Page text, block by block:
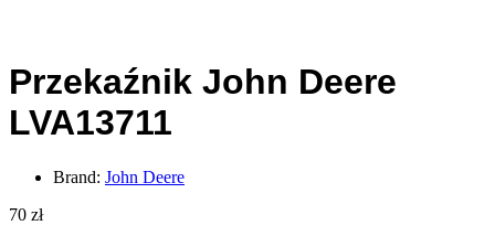
Przekaźnik John Deere
LVA13711
Brand: John Deere
70 zł